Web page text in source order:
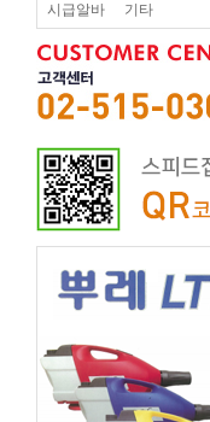
시급알바 기타